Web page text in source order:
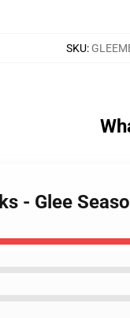
SKU:
- Glee